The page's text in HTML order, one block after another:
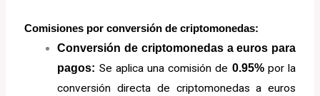
Comisiones por conversión de criptomonedas:
Conversión de criptomonedas a euros para
pagos: Se aplica una comisión de 0.95%por la
conversión directa de criptomonedas a euros